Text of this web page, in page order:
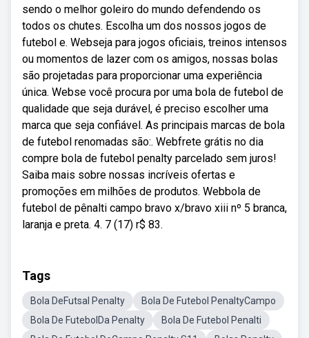
sendo o melhor goleiro do mundo defendendo os
todos os chutes. Escolha um dos nossos jogos de
futebol e. Webseja para jogos oficiais, treinos intensos
ou momentos de lazer com os amigos, nossas bolas
são projetadas para proporcionar uma experiência
única. Webse você procura por uma bola de futebol de
qualidade que seja durável, é preciso escolher uma
marca que seja confiável. As principais marcas de bola
de futebol renomadas são:. Webfrete grátis no dia
compre bola de futebol penalty parcelado sem juros!
Saiba mais sobre nossas incríveis ofertas e
promoções em milhões de produtos. Webbola de
futebol de pênalti campo bravo x/bravo xiii nº 5 branca,
laranja e preta. 4. 7 (17) r$ 83.
Tags
Bola DeFutsal Penalty
Bola De Futebol PenaltyCampo
Bola De FutebolDa Penalty
Bola De Futebol Penalti